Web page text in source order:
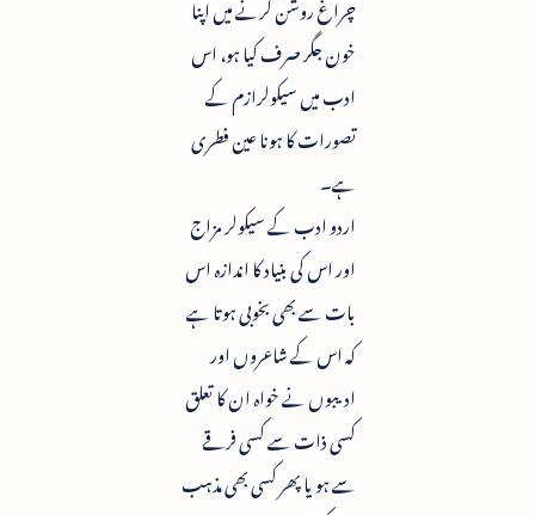
خون جگر صرف کیا ہو، اس
ادب میں سیکولرازم کے
تصورات کا ہونا عین فطری
ہے۔
اردو ادب کے سیکولر مزاج
اور اس کی بنیاد کا اندازہ اس
بات سے بھی بخوبی ہوتا ہے
کہ اس کے شاعروں اور
ادیبوں نے خواہ ان کا تعلق
کسی ذات سے کسی فرقے
سے ہو یا پھر کسی بھی مذہب